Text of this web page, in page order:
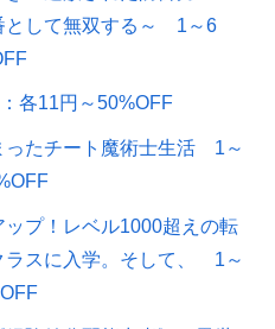
として無双する～ 1～6
各11円～50%OFF
ったチート魔術士生活 1～
プ！レベル1000超えの転
ラスに入学。そして、 1～